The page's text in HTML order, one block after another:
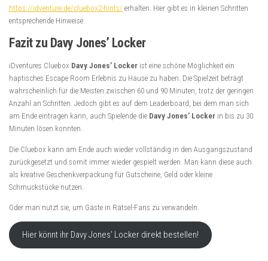
https://idventure.de/cluebox2-hints/ erhalten. Hier gibt es in kleinen Schritten
entsprechende Hinweise.
Fazit zu Davy Jones’ Locker
iDventures Cluebox Davy Jones’ Locker ist eine schöne Möglichkeit ein
haptisches Escape Room Erlebnis zu Hause zu haben. Die Spielzeit beträgt
wahrscheinlich für die Meisten zwischen 60 und 90 Minuten, trotz der geringen
Anzahl an Schritten. Jedoch gibt es auf dem Leaderboard, bei dem man sich
am Ende eintragen kann, auch Spielende die Davy Jones’ Locker in bis zu 30
Minuten lösen konnten.
Die Cluebox kann am Ende auch wieder vollständig in den Ausgangszustand
zurückgesetzt und somit immer wieder gespielt werden. Man kann diese auch
als kreative Geschenkverpackung für Gutscheine, Geld oder kleine
Schmuckstücke nutzen.
Oder man nutzt sie, um Gäste in Rätsel-Fans zu verwandeln.
Hier könnt ihr Davy Jones’ Locker direkt bestellen!